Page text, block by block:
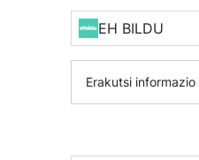
EH BILDU
Erakutsi informazio